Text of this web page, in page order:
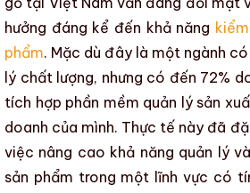
hưởng đáng kể đến khả năng
phẩm. Mặc dù đây là một ngành
lý chất lượng, nhưng có đến 72%
tích hợp phần mềm quản lý sản
doanh của mình. Thực tế này đã
việc nâng cao khả năng quản lý
sản phẩm trong một lĩnh vực có